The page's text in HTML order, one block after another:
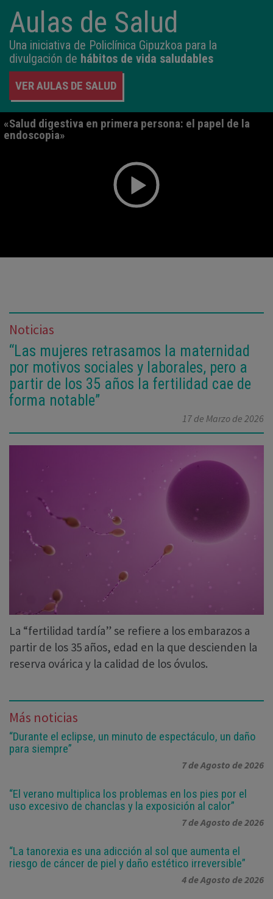
Aulas de Salud
Una iniciativa de Policlínica Gipuzkoa para la
divulgación de hábitos de vida saludables
VER AULAS DE SALUD
«Salud digestiva en primera persona: el papel de la
endoscopia»
Noticias
“Las mujeres retrasamos la maternidad
por motivos sociales y laborales, pero a
partir de los 35 años la fertilidad cae de
forma notable”
17 de Marzo de 2026
La “fertilidad tardía” se refiere a los embarazos a
partir de los 35 años, edad en la que descienden la
reserva ovárica y la calidad de los óvulos.
Más noticias
“Durante el eclipse, un minuto de espectáculo, un daño
para siempre”
7 de Agosto de 2026
“El verano multiplica los problemas en los pies por el
uso excesivo de chanclas y la exposición al calor”
7 de Agosto de 2026
“La tanorexia es una adicción al sol que aumenta el
riesgo de cáncer de piel y daño estético irreversible”
4 de Agosto de 2026